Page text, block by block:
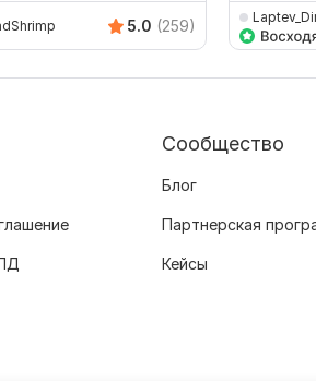
5.0 (259)
Сообщество
Блог
Партнерская
Кейсы